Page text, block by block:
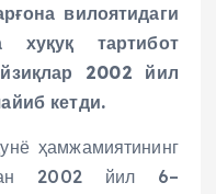
вилоятидаги
хуқуқ тартибот
2002 йил
кетди.
ҳамжамиятининг
2002 йил 6–